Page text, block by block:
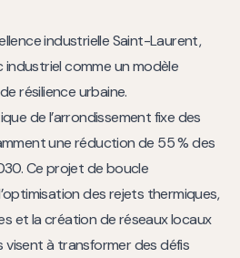
industrielle Saint-Laurent,
comme un modèle
résilience urbaine.
de l’arrondissement fixe des
une réduction de 55 % des
Ce projet de boucle
des rejets thermiques,
et la création de réseaux locaux
visent à transformer des défis